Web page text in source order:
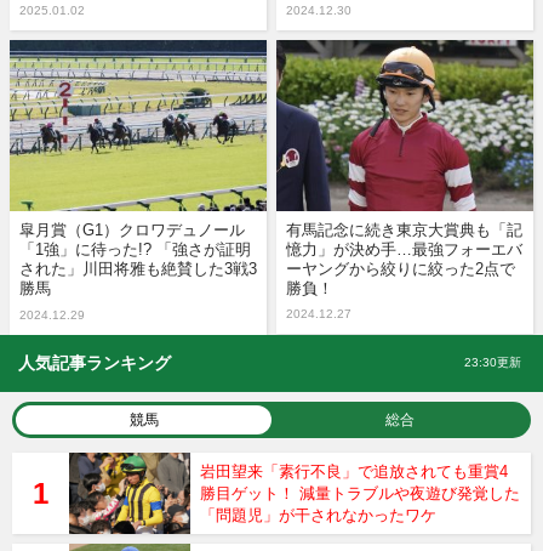
2025.01.02 2024.12.30
皐月賞（G1）クロワデュノール
「1強」に待った!? 「強さが証明
された」川田将雅も絶賛した3戦3
勝馬
2024.12.29
有馬記念に続き東京大賞典も「記
憶力」が決め手…最強フォーエバ
ーヤングから絞りに絞った2点で
勝負！
2024.12.27
人気記事ランキング 23:30更新
競馬 総合
岩田望来「素行不良」で追放されても重賞4
勝目ゲット！ 減量トラブルや夜遊び発覚した
「問題児」が干されなかったワケ